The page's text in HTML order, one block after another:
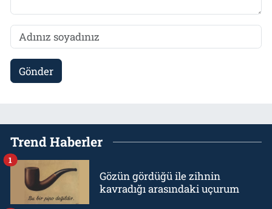
Gönder
Trend Haberler
Gözün gördüğü ile zihnin
kavradığı arasındaki uçurum
1